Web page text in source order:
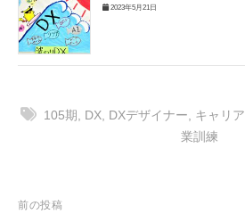
2023年5月21日
105期 DX DXデザイナー キャリア
業訓練
投
前の投稿